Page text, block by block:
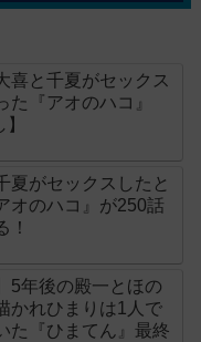
喜と千夏がセックス
た『アオのハコ』
夏がセックスしたと
オのハコ』が250話
！
5年後の殿一とほの
かれひまりは1人で
た『ひまてん』最終